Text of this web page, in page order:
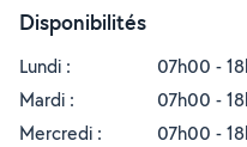
Disponibilités
Lundi :
07h00 -
Mardi :
07h00 -
Mercredi :
07h00 -